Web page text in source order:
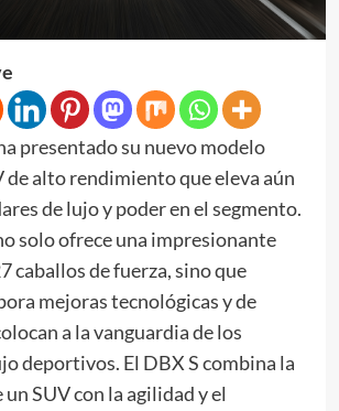
presentado su nuevo modelo
de alto rendimiento que eleva aún
de lujo y poder en el segmento.
solo ofrece una impresionante
caballos de fuerza, sino que
mejoras tecnológicas y de
a la vanguardia de los
deportivos. El DBX S combina la
SUV con la agilidad y el